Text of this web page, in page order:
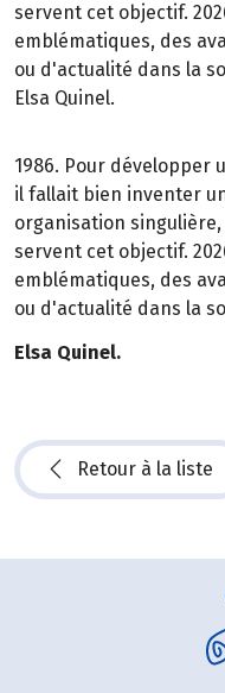
servent cet objectif.
emblématiques, des
ou d'actualité dans la
Elsa Quinel.
1986. Pour développer
il fallait bien inventer
organisation
servent cet objectif.
emblématiques, des
ou d'actualité dans la
Elsa Quinel.
Retour à la liste